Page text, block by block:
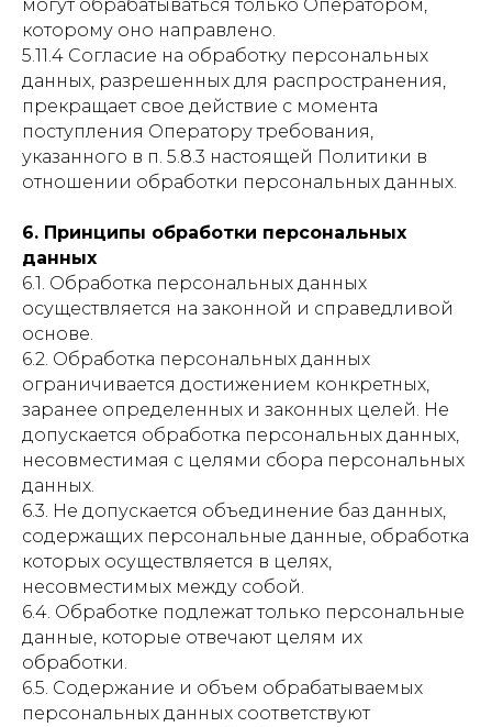
могут обрабатываться только Оператором,
которому оно направлено.
5.11.4 Согласие на обработку персональных
данных, разрешенных для распространения,
прекращает свое действие с момента
поступления Оператору требования,
указанного в п. 5.8.3 настоящей Политики в
отношении обработки персональных данных.
6. Принципы обработки персональных
данных
6.1. Обработка персональных данных
осуществляется на законной и справедливой
основе.
6.2. Обработка персональных данных
ограничивается достижением конкретных,
заранее определенных и законных целей. Не
допускается обработка персональных данных,
несовместимая с целями сбора персональных
данных.
6.3. Не допускается объединение баз данных,
содержащих персональные данные, обработка
которых осуществляется в целях,
несовместимых между собой.
6.4. Обработке подлежат только персональные
данные, которые отвечают целям их
обработки.
6.5. Содержание и объем обрабатываемых
персональных данных соответствуют